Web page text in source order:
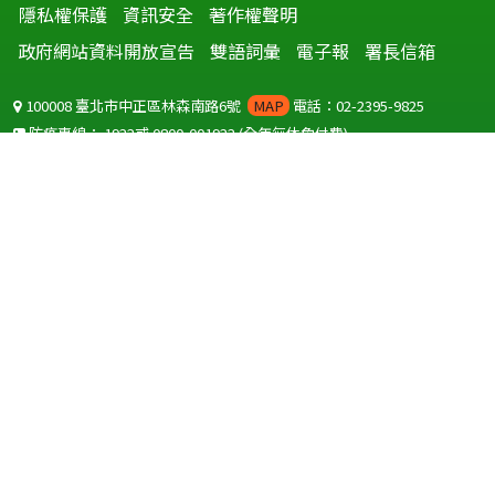
隱私權保護 資訊安全 著作權聲明
政府網站資料開放宣告
雙語詞彙 電子報 署長信箱
100008 臺北市中正區林森南路6號 MAP 電話：02-2395-9825
防疫專線：1922或0800-001922(全年無休免付費)